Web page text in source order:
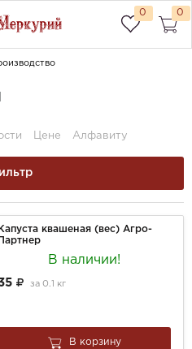
0 0
Цене Алфавиту
Капуста квашеная (вес) Агро-
Партнер
В наличии!
за 0.1 кг
В корзину